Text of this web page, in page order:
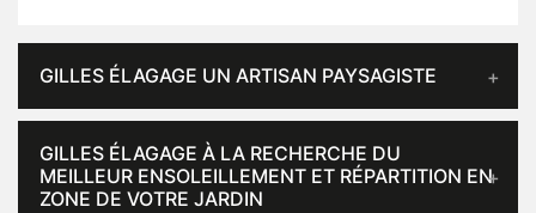
GILLES ÉLAGAGE UN ARTISAN PAYSAGISTE
GILLES ÉLAGAGE À LA RECHERCHE DU
MEILLEUR ENSOLEILLEMENT ET RÉPARTITION EN
ZONE DE VOTRE JARDIN